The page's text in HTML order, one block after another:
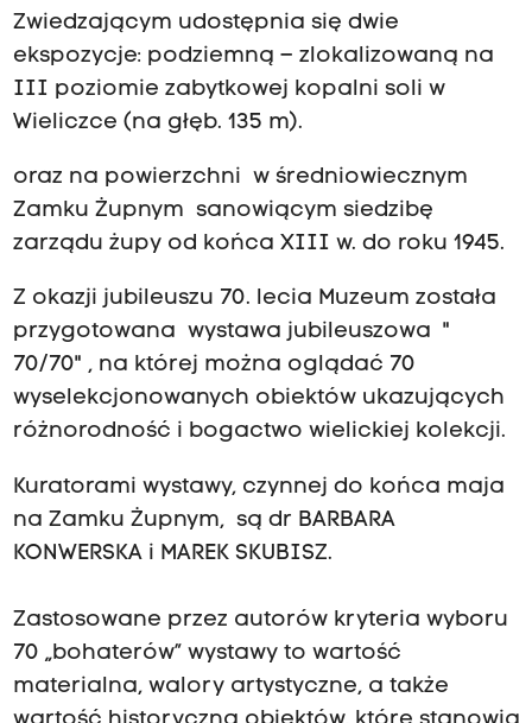
Zwiedzającym udostępnia się dwie
ekspozycje: podziemną – zlokalizowaną na
III poziomie zabytkowej kopalni soli w
Wieliczce (na głęb. 135 m).
oraz na powierzchni w średniowiecznym
Zamku Żupnym sanowiącym siedzibę
zarządu żupy od końca XIII w. do roku 1945.
Z okazji jubileuszu 70. lecia Muzeum została
przygotowana wystawa jubileuszowa "
70/70" , na której można oglądać 70
wyselekcjonowanych obiektów ukazujących
różnorodność i bogactwo wielickiej kolekcji.
Kuratorami wystawy, czynnej do końca maja
na Zamku Żupnym, są dr BARBARA
KONWERSKA i MAREK SKUBISZ.
Zastosowane przez autorów kryteria wyboru
70 „bohaterów” wystawy to wartość
materialna, walory artystyczne, a także